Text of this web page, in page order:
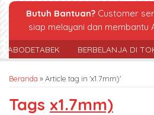
Butuh Bantuan? Customer
siap melayani dan membantu
BERBELANJA DI
Beranda »Article tag in 'x1.7mm)'
Tags x1.7mm)